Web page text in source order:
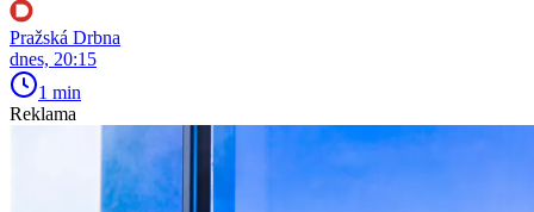
Pražská Drbna
dnes, 20:15
1 min
Reklama